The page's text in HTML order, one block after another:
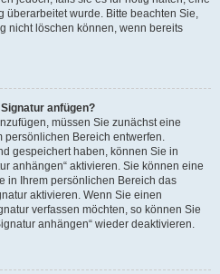
überarbeitet wurde. Bitte beachten Sie,
nicht löschen können, wenn bereits
anfügen?
müssen Sie zunächst eine
Bereich entwerfen.
gespeichert haben, können Sie in
anhängen“ aktivieren. Sie können eine
in Ihrem persönlichen Bereich das
aktivieren. Wenn Sie einen
verfassen möchten, so können Sie
anhängen“ wieder deaktivieren.